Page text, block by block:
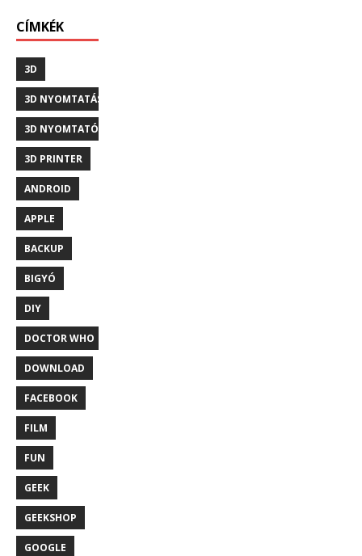
CÍMKÉK
3D
3D NYOMTATÁS
3D NYOMTATÓ
3D PRINTER
ANDROID
APPLE
BACKUP
BIGYÓ
DIY
DOCTOR WHO
DOWNLOAD
FACEBOOK
FILM
FUN
GEEK
GEEKSHOP
GOOGLE